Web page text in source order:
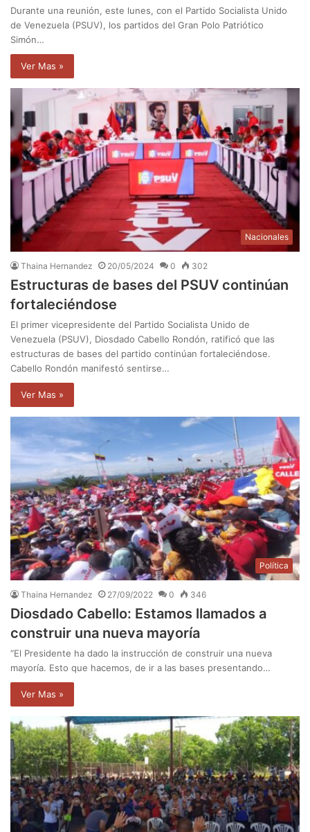
Durante una reunión, este lunes, con el Partido Socialista Unido
de Venezuela (PSUV), los partidos del Gran Polo Patriótico
Simón…
Ver Mas »
Nacionales
Thaina Hernandez 20/05/2024 0 302
Estructuras de bases del PSUV continúan
fortaleciéndose
El primer vicepresidente del Partido Socialista Unido de
Venezuela (PSUV), Diosdado Cabello Rondón, ratificó que las
estructuras de bases del partido continúan fortaleciéndose.
Cabello Rondón manifestó sentirse…
Ver Mas »
Política
Thaina Hernandez 27/09/2022 0 346
Diosdado Cabello: Estamos llamados a
construir una nueva mayoría
“El Presidente ha dado la instrucción de construir una nueva
mayoría. Esto que hacemos, de ir a las bases presentando…
Ver Mas »